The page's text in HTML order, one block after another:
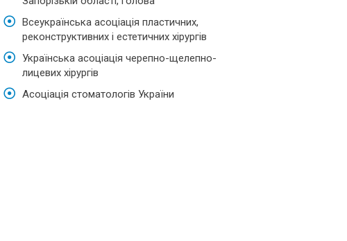
Всеукраїнська асоціація пластичних,
реконструктивних і естетичних хірургів
Українська асоціація черепно-щелепно-
лицевих хірургів
Асоціація стоматологів України